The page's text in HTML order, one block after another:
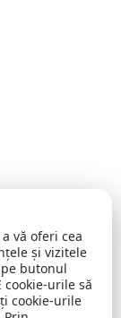
vă oferi cea
și vizitele
butonul
cookie-urile să
cookie-urile